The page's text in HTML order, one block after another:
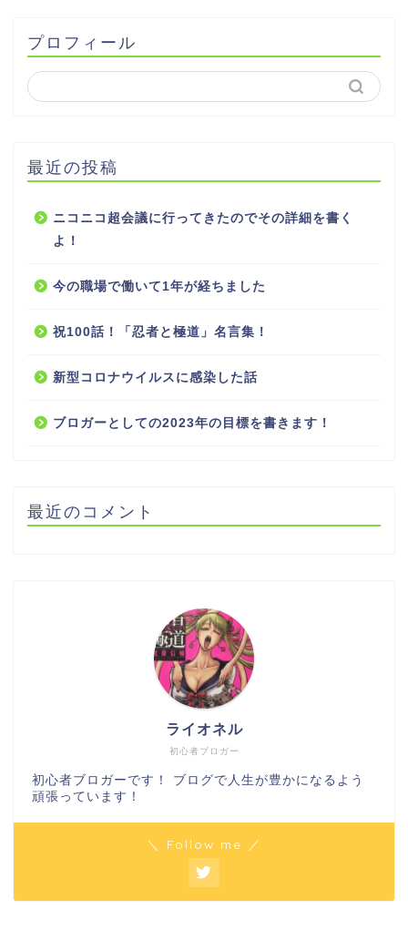
プロフィール
最近の投稿
ニコニコ超会議に行ってきたのでその詳細を書く
よ！
今の職場で働いて1年が経ちました
祝100話！「忍者と極道」名言集！
新型コロナウイルスに感染した話
ブロガーとしての2023年の目標を書きます！
最近のコメント
初心者ブロガー
ライオネル
初心者ブロガーです！ ブログで人生が豊かになるよう
頑張っています！
＼ Follow me ／